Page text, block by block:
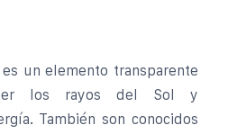
un elemento transparente
los rayos del Sol y
También son conocidos